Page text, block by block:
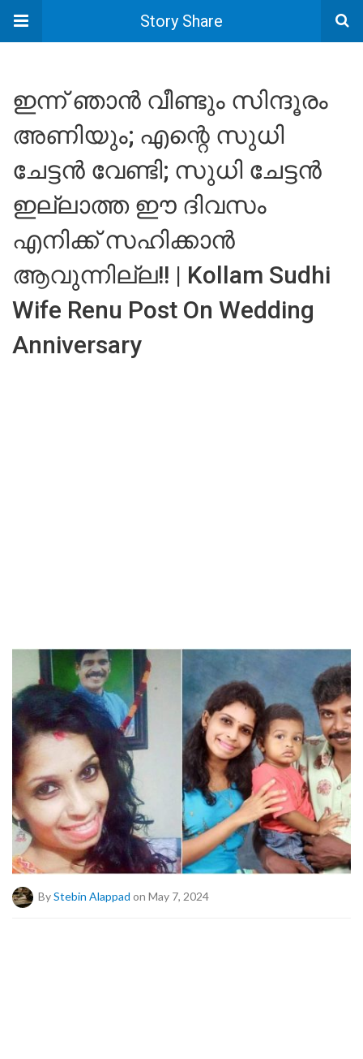
Story Share
ഇന്ന് ഞാൻ വീണ്ടും സിന്ദൂരം
അണിയും; എന്റെ സുധി
ചേട്ടൻ വേണ്ടി; സുധി ചേട്ടൻ
ഇല്ലാത്ത ഈ ദിവസം
എനിക്ക് സഹിക്കാൻ
ആവുന്നില്ല!! | Kollam Sudhi
Wife Renu Post On Wedding
Anniversary
ByStebin Alappad on May 7, 2024